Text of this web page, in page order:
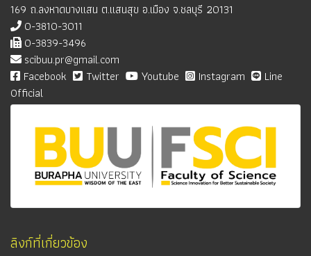
169 ถ.ลงหาดบางแสน ต.แสนสุข อ.เมือง จ.ชลบุรี 20131
0-3810-3011
0-3839-3496
scibuu.pr@gmail.com
Facebook
Twitter Youtube Instagram
Line
Official
ลิงก์ที่เกี่ยวข้อง